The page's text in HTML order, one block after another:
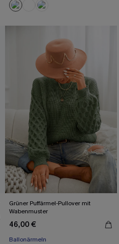
Grüner Puffärmel-Pullover mit
Wabenmuster
46,00 €
Ballonärmeln